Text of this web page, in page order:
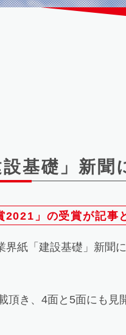
基礎」新聞
2021」の受賞が記事
界紙「建設基礎」新聞
頂き、4面と5面にも見